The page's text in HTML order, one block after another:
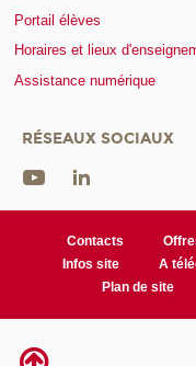
Portail élèves
Horaires et lieux
Assistance numérique
RÉSEAUX SOCIAUX
Contacts
Infos site
A
Plan de site